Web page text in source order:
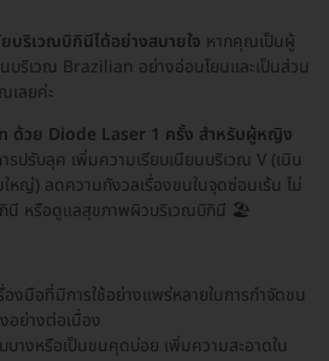
ริเวณบิกินีได้อย่างสบายใจ หากคุณเป็นผู้
ริเวณ Brazilian อย่างอ่อนโยนและเป็นส่วน
เลยค่ะ
ด้วย Diode Laser 1 ครั้ง สำหรับผู้หญิง
รปรับลุค เพิ่มความเรียบเนียนบริเวณ V (เนิน
หญ่) ลดความกังวลเรื่องขนในจุดซ่อนเร้น ไม่
กินี หรือดูแลสุขภาพผิวบริเวณบิกินี 🏖️
งมือที่มีการใช้อย่างแพร่หลายในการกำจัดขน
อย่างต่อเนื่อง
บางหรือเป็นขนคุดบ่อย เพิ่มความสะอาดใน